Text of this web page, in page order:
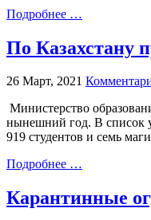
Подробнее …
По Казахстану
26 Март, 2021
Министерство
нынешний год. В список
919 студентов и семь
Подробнее …
Карантинные